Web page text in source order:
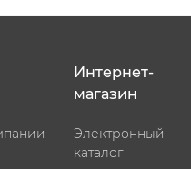
Интернет-
магазин
Электронный
каталог